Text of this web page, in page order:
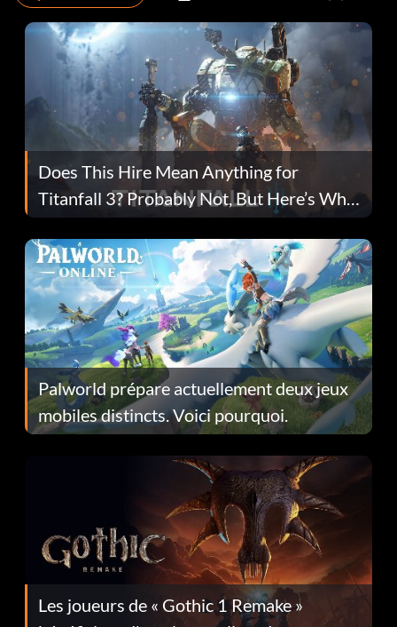
Does This Hire Mean Anything for
Titanfall 3? Probably Not, But Here’s Why
Fans Are Hopeful
Palworld prépare actuellement deux jeux
mobiles distincts. Voici pourquoi.
Les joueurs de « Gothic 1 Remake »